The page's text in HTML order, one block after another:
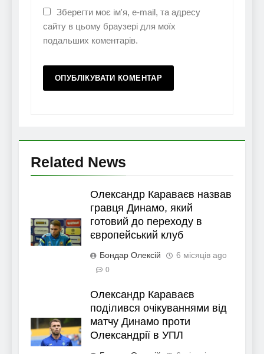
Зберегти моє ім'я, e-mail, та адресу
сайту в цьому браузері для моїх
подальших коментарів.
Related News
Олександр Караваєв назвав
гравця Динамо, який
готовий до переходу в
європейський клуб
Бондар Олексій 6 місяців ago
0
Олександр Караваєв
поділився очікуваннями від
матчу Динамо проти
Олександрії в УПЛ